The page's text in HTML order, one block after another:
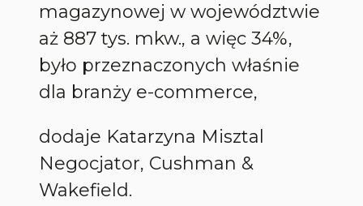
magazynowej w województwie
aż 887 tys. mkw., a więc 34%,
było przeznaczonych właśnie
dla branży e-commerce,
dodaje Katarzyna Misztal
Negocjator, Cushman &
Wakefield.